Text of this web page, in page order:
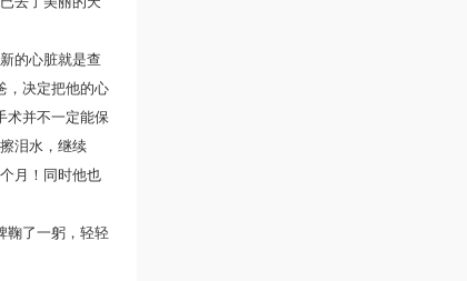
的心脏就是查
，决定把他的心
术并不一定能保
泪水，继续
月！同时他也
鞠了一躬，轻轻